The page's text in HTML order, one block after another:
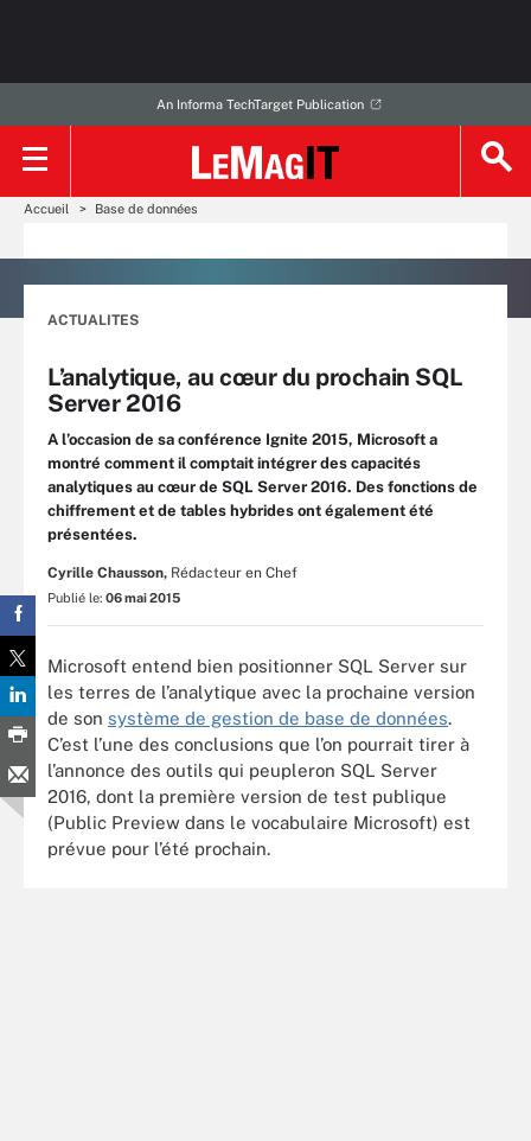
An Informa TechTarget Publication
Accueil Base de données
ACTUALITES
L’analytique, au cœur du prochain SQL
Server 2016
A l’occasion de sa conférence Ignite 2015, Microsoft a
montré comment il comptait intégrer des capacités
analytiques au cœur de SQL Server 2016. Des fonctions de
chiffrement et de tables hybrides ont également été
présentées.
Cyrille Chausson, Rédacteur en Chef
Publié le: 06 mai 2015
Microsoft entend bien positionner SQL Server sur
les terres de l’analytique avec la prochaine version
de son système de gestion de base de données.
C’est l’une des conclusions que l’on pourrait tirer à
l’annonce des outils qui peupleron SQL Server
2016, dont la première version de test publique
(Public Preview dans le vocabulaire Microsoft) est
prévue pour l’été prochain.